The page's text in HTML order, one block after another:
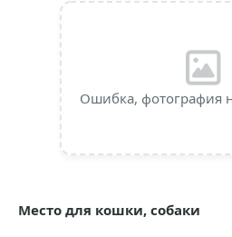
Ошибка, фотография
Место для кошки, собаки